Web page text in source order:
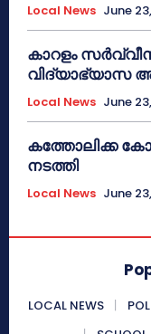
Local News June
കാറളം
വിദ്യാഭ്യാസ
Local News June
കത്തോലിക്ക
നടത്തി
Local News June
LOCAL NEWS